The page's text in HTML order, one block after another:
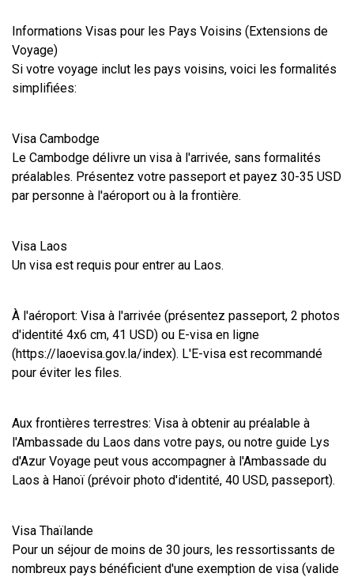
Informations Visas pour les Pays Voisins (Extensions de
Voyage)
Si votre voyage inclut les pays voisins, voici les formalités
simplifiées:
Visa Cambodge
Le Cambodge délivre un visa à l'arrivée, sans formalités
préalables. Présentez votre passeport et payez 30-35 USD
par personne à l'aéroport ou à la frontière.
Visa Laos
Un visa est requis pour entrer au Laos.
À l'aéroport: Visa à l'arrivée (présentez passeport, 2 photos
d'identité 4x6 cm, 41 USD) ou E-visa en ligne
(https://laoevisa.gov.la/index). L'E-visa est recommandé
pour éviter les files.
Aux frontières terrestres: Visa à obtenir au préalable à
l'Ambassade du Laos dans votre pays, ou notre guide Lys
d'Azur Voyage peut vous accompagner à l'Ambassade du
Laos à Hanoï (prévoir photo d'identité, 40 USD, passeport).
Visa Thaïlande
Pour un séjour de moins de 30 jours, les ressortissants de
nombreux pays bénéficient d'une exemption de visa (valide